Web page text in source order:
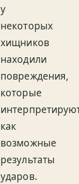
у
некоторых
хищников
находили
повреждения,
которые
как
возможные
результаты
ударов.